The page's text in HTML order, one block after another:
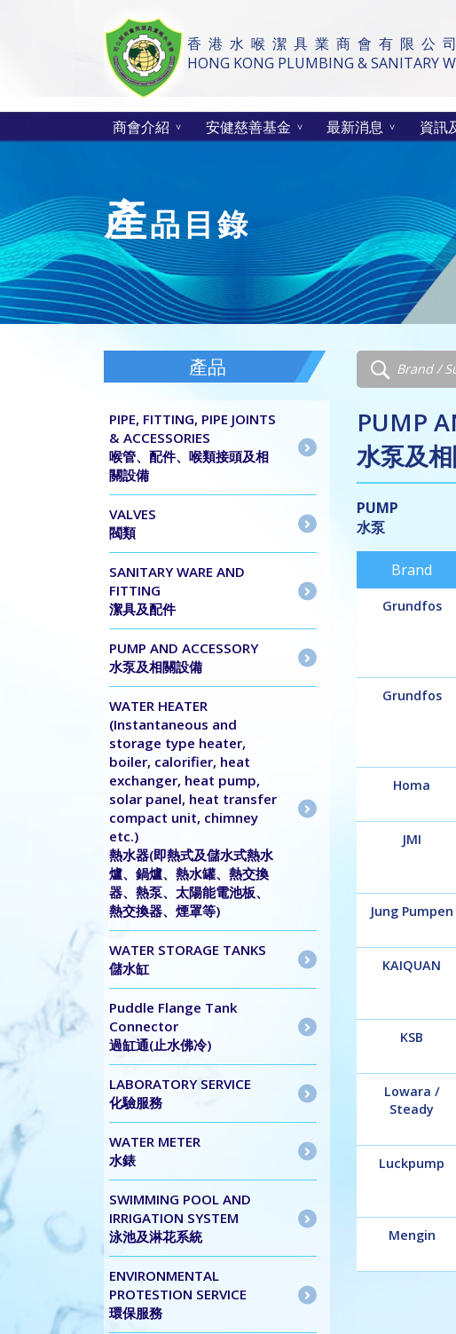
香 港 水 喉 潔 具 業 商 會 有 限 公 司
HONG KONG PLUMBING & SANITARY
商會介紹 安健慈善基金 最新消息 資訊
產品目錄
產品
PIPE, FITTING, PIPE JOINTS
& ACCESSORIES
喉管、配件、喉類接頭及相
關設備
VALVES
閥類
SANITARY WARE AND
FITTING
潔具及配件
PUMP AND ACCESSORY
水泵及相關設備
WATER HEATER
(Instantaneous and
storage type heater,
boiler, calorifier, heat
exchanger, heat pump,
solar panel, heat transfer
compact unit, chimney
etc.)
熱水器(即熱式及儲水式熱水
爐、鍋爐、熱水罐、熱交換
器、熱泵、太陽能電池板、
熱交換器、煙罩等)
WATER STORAGE TANKS
儲水缸
Puddle Flange Tank
Connector
過缸通(止水佛冷)
LABORATORY SERVICE
化驗服務
WATER METER
水錶
SWIMMING POOL AND
IRRIGATION SYSTEM
泳池及淋花系統
ENVIRONMENTAL
PROTESTION SERVICE
環保服務
PUMP
水泵及
PUMP
水泵
Brand
Grundfos
Grundfos
Homa
JMI
Jung Pumpen
KAIQUAN
KSB
Lowara /
Steady
Luckpump
Mengin